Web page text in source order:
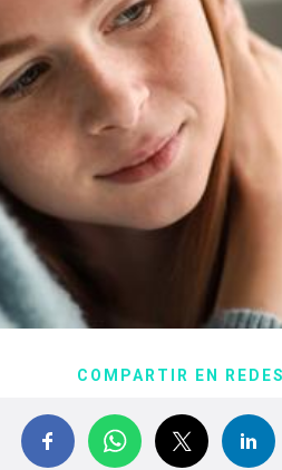
COMPARTIR EN REDES